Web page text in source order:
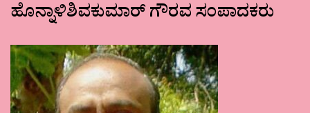
ಹೊನ್ನಾಳಿಶಿವಕುಮಾರ್ ಗೌರವ ಸಂಪಾದಕರು